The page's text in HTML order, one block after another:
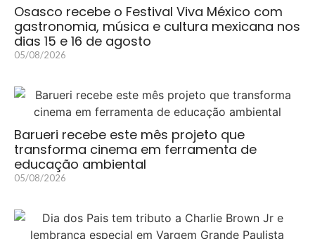
Osasco recebe o Festival Viva México com
gastronomia, música e cultura mexicana nos
dias 15 e 16 de agosto
05/08/2026
Barueri recebe este mês projeto que
transforma cinema em ferramenta de
educação ambiental
05/08/2026